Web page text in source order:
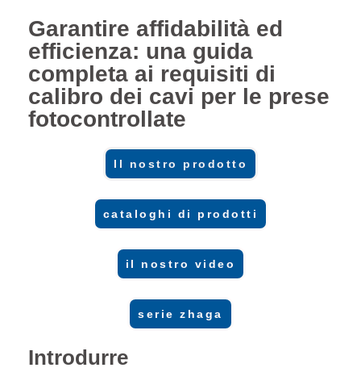
Garantire affidabilità ed
efficienza: una guida
completa ai requisiti di
calibro dei cavi per le prese
fotocontrollate
Il nostro prodotto
cataloghi di prodotti
il nostro video
serie zhaga
Introdurre